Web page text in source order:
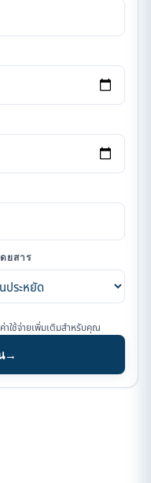
ยสาร
ใช้จ่ายเพิ่มเติมสำหรับคุณ
→